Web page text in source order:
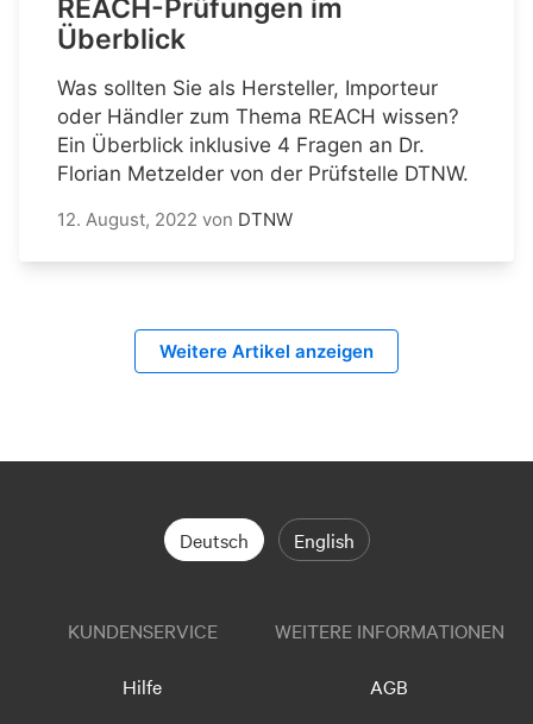
REACH-Prüfungen im
Überblick
Was sollten Sie als Hersteller, Importeur
oder Händler zum Thema REACH wissen?
Ein Überblick inklusive 4 Fragen an Dr.
Florian Metzelder von der Prüfstelle DTNW.
12. August, 2022 von DTNW
Weitere Artikel anzeigen
Deutsch English
KUNDENSERVICE
Hilfe
WEITERE INFORMATIONEN
AGB